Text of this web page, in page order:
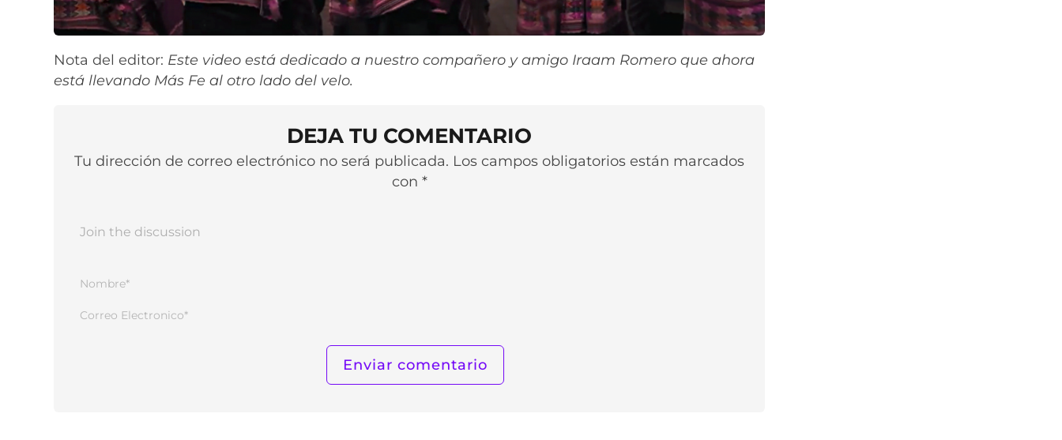
Nota del editor: Este video está dedicado a nuestro compañero y amigo Iraam Romero que ahora
está llevando Más Fe al otro lado del velo.
DEJA TU COMENTARIO
Tu dirección de correo electrónico no será publicada. Los campos obligatorios están marcados
con *